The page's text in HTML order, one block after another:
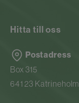
Hitta till oss
Postadress
Box 315
641 23 Katrineholm